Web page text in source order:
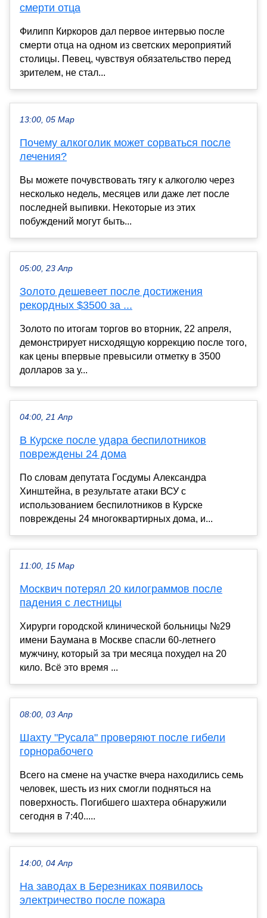
смерти отца
Филипп Киркоров дал первое интервью после
смерти отца на одном из светских мероприятий
столицы. Певец, чувствуя обязательство перед
зрителем, не стал...
13:00, 05 Мар
Почему алкоголик может сорваться после
лечения?
Вы можете почувствовать тягу к алкоголю через
несколько недель, месяцев или даже лет после
последней выпивки. Некоторые из этих
побуждений могут быть...
05:00, 23 Апр
Золото дешевеет после достижения
рекордных $3500 за ...
Золото по итогам торгов во вторник, 22 апреля,
демонстрирует нисходящую коррекцию после того,
как цены впервые превысили отметку в 3500
долларов за у...
04:00, 21 Апр
В Курске после удара беспилотников
повреждены 24 дома
По словам депутата Госдумы Александра
Хинштейна, в результате атаки ВСУ с
использованием беспилотников в Курске
повреждены 24 многоквартирных дома, и...
11:00, 15 Мар
Москвич потерял 20 килограммов после
падения с лестницы
Хирурги городской клинической больницы №29
имени Баумана в Москве спасли 60-летнего
мужчину, который за три месяца похудел на 20
кило. Всё это время ...
08:00, 03 Апр
Шахту "Русала" проверяют после гибели
горнорабочего
Всего на смене на участке вчера находились семь
человек, шесть из них смогли подняться на
поверхность. Погибшего шахтера обнаружили
сегодня в 7:40.....
14:00, 04 Апр
На заводах в Березниках появилось
электричество после пожара